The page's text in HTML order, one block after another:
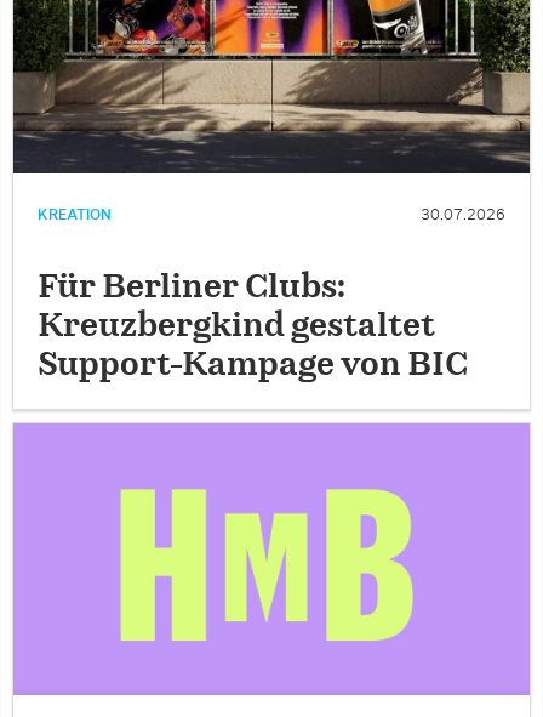
KREATION 30.07.2026
Für Berliner Clubs:
Kreuzbergkind gestaltet
Support-Kampage von BIC